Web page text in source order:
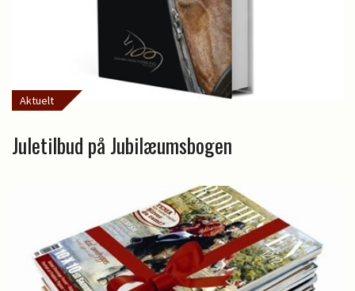
Aktuelt
Juletilbud på Jubilæumsbogen